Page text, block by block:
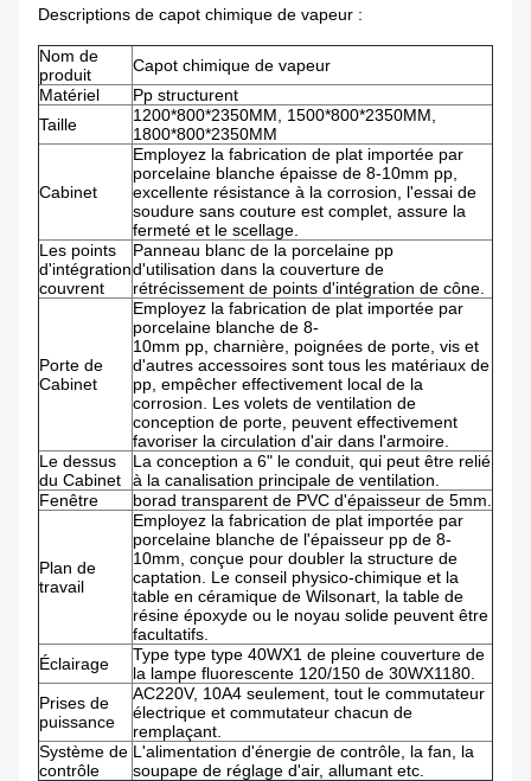
Descriptions de capot chimique de vapeur :
Nom de
produit
Capot chimique de vapeur
Matériel
Pp structurent
Taille
1200*800*2350MM, 1500*800*2350MM,
1800*800*2350MM
Cabinet
Employez la fabrication de plat importée par
porcelaine blanche épaisse de 8-10mm pp,
excellente résistance à la corrosion, l'essai de
soudure sans couture est complet, assure la
fermeté et le scellage.
Les points
d'intégration
couvrent
Panneau blanc de la porcelaine pp
d'utilisation dans la couverture de
rétrécissement de points d'intégration de cône.
Porte de
Cabinet
Employez la fabrication de plat importée par
porcelaine blanche de 8-
10mm pp, charnière, poignées de porte, vis et
d'autres accessoires sont tous les matériaux de
pp, empêcher effectivement local de la
corrosion. Les volets de ventilation de
conception de porte, peuvent effectivement
favoriser la circulation d'air dans l'armoire.
Le dessus
du Cabinet
La conception a 6" le conduit, qui peut être relié
à la canalisation principale de ventilation.
Fenêtre
borad transparent de PVC d'épaisseur de 5mm.
Plan de
travail
Employez la fabrication de plat importée par
porcelaine blanche de l'épaisseur pp de 8-
10mm, conçue pour doubler la structure de
captation. Le conseil physico-chimique et la
table en céramique de Wilsonart, la table de
résine époxyde ou le noyau solide peuvent être
facultatifs.
Éclairage
Type type type 40WX1 de pleine couverture de
la lampe fluorescente 120/150 de 30WX1180.
Prises de
puissance
AC220V, 10A4 seulement, tout le commutateur
électrique et commutateur chacun de
remplaçant.
Système de
contrôle
L'alimentation d'énergie de contrôle, la fan, la
soupape de réglage d'air, allumant etc.